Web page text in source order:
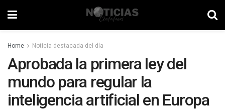
Home Noticia destacada del día
Aprobada la primera ley del
mundo para regular la
inteligencia artificial en Europa